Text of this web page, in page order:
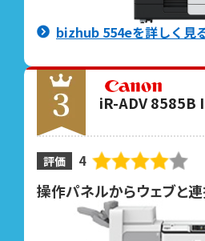
bizhub 554eを詳しく見
iR-ADV 8585B
評価 4
操作パネルからウェブと連